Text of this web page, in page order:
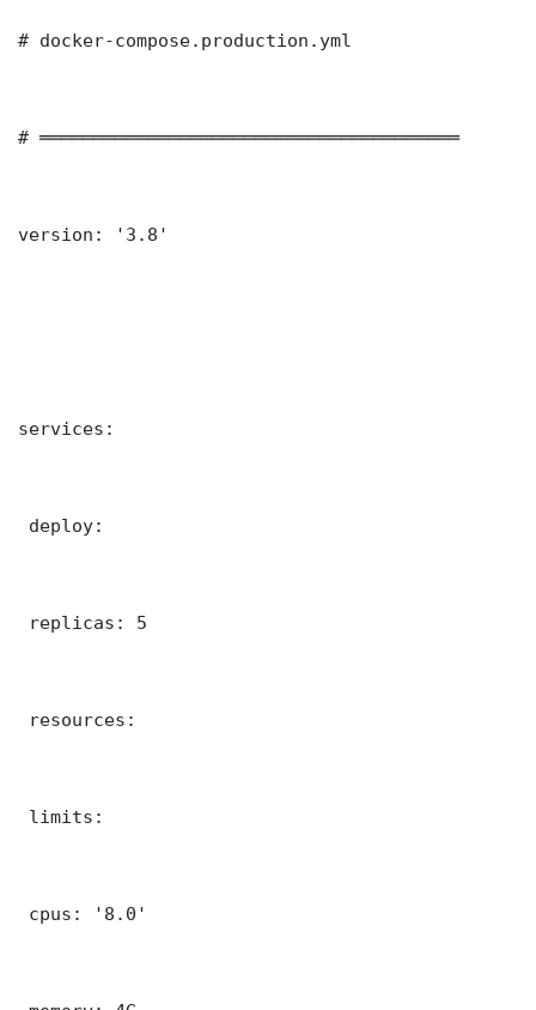
# docker-compose.production.yml
# ═══════════════════════════════════════
version: '3.8'
services:
deploy:
replicas: 5
resources:
limits:
cpus: '8.0'